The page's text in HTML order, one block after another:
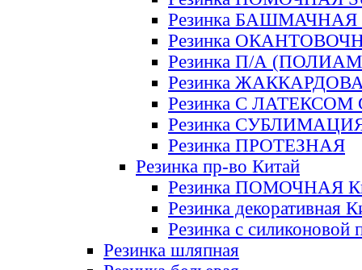
Резинка БАШМАЧНАЯ
Резинка
Резинка П/А
Резинка
Резинка С ЛАТЕКСОМ
Резинка
Резинка ПРОТЕЗНАЯ
Резинка пр-во Китай
Резинка ПОМОЧНАЯ
Резинка декоративная
Резинка с силиконовой
Резинка шляпная